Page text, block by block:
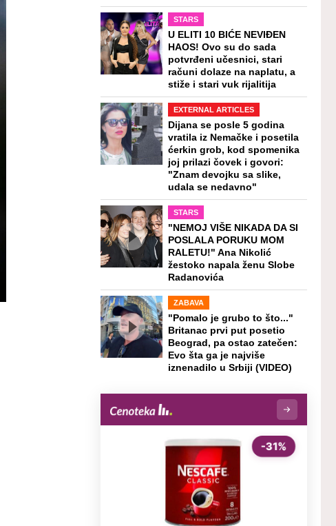
STARS
U ELITI 10 BIĆE NEVIĐEN
HAOS! Ovo su do sada
potvrđeni učesnici, stari
računi dolaze na naplatu, a
stiže i stari vuk rijalitija
EXTERNAL ARTICLES
Dijana se posle 5 godina
vratila iz Nemačke i posetila
ćerkin grob, kod spomenika
joj prilazi čovek i govori:
"Znam devojku sa slike,
udala se nedavno"
STARS
"NEMOJ VIŠE NIKADA DA SI
POSLALA PORUKU MOM
RALETU!" Ana Nikolić
žestoko napala ženu Slobe
Radanovića
ZABAVA
"Pomalo je grubo to što..."
Britanac prvi put posetio
Beograd, pa ostao zatečen:
Evo šta ga je najviše
iznenadilo u Srbiji (VIDEO)